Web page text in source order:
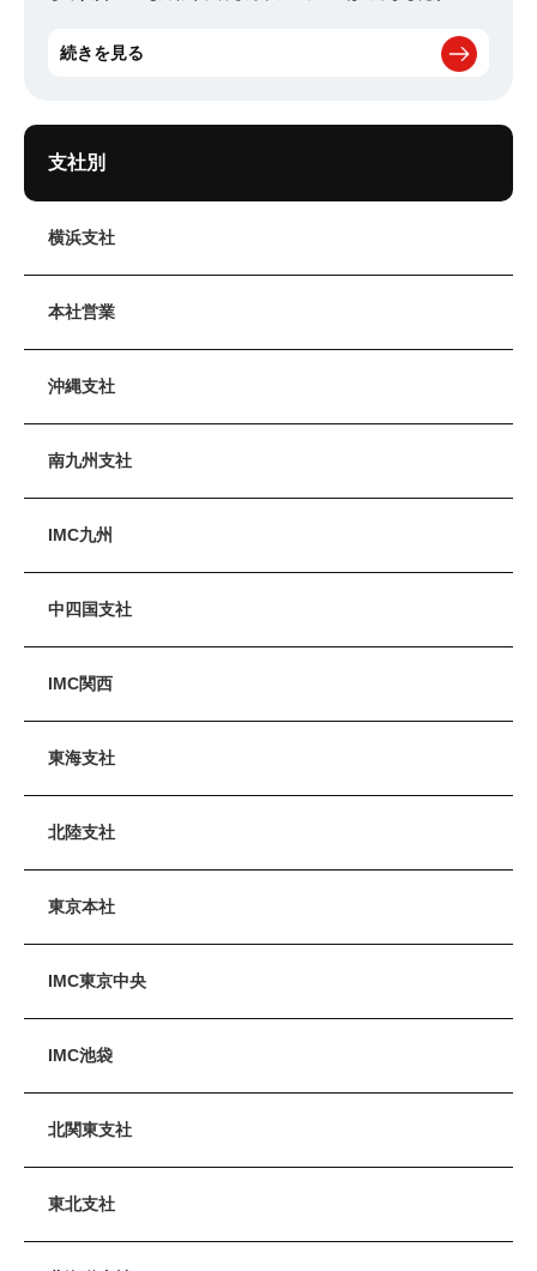
が 沖縄でおいしい料理を教えて欲しいと・・・ まだまだタコライス
ーーーーーーーーー タコライスの起原はまだまだ浅く 1980年代に
コスとサルサソースを持参し レストランのコックさんへ『これで何
れてない料理となりますが オススメしますので、是非食べてみてく
続きを見る
支社別
横浜支社
本社営業
沖縄支社
南九州支社
IMC九州
中四国支社
IMC関西
東海支社
北陸支社
東京本社
IMC東京中央
IMC池袋
北関東支社
東北支社